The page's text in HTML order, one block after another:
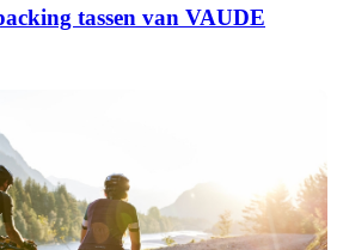
tassen van VAUDE